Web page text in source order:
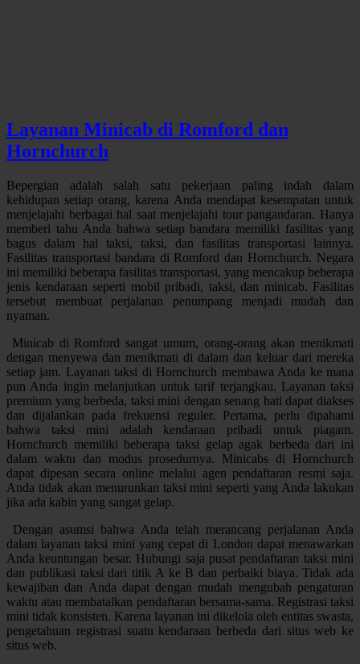
Layanan Minicab di Romford dan
Hornchurch
Bepergian adalah salah satu pekerjaan paling indah dalam
kehidupan setiap orang, karena Anda mendapat kesempatan untuk
menjelajahi berbagai hal saat menjelajahi tour pangandaran. Hanya
memberi tahu Anda bahwa setiap bandara memiliki fasilitas yang
bagus dalam hal taksi, taksi, dan fasilitas transportasi lainnya.
Fasilitas transportasi bandara di Romford dan Hornchurch. Negara
ini memiliki beberapa fasilitas transportasi, yang mencakup beberapa
jenis kendaraan seperti mobil pribadi, taksi, dan minicab. Fasilitas
tersebut membuat perjalanan penumpang menjadi mudah dan
nyaman.
Minicab di Romford sangat umum, orang-orang akan menikmati
dengan menyewa dan menikmati di dalam dan keluar dari mereka
setiap jam. Layanan taksi di Hornchurch membawa Anda ke mana
pun Anda ingin melanjutkan untuk tarif terjangkau. Layanan taksi
premium yang berbeda, taksi mini dengan senang hati dapat diakses
dan dijalankan pada frekuensi reguler. Pertama, perlu dipahami
bahwa taksi mini adalah kendaraan pribadi untuk piagam.
Hornchurch memiliki beberapa taksi gelap agak berbeda dari ini
dalam waktu dan modus prosedurnya. Minicabs di Hornchurch
dapat dipesan secara online melalui agen pendaftaran resmi saja.
Anda tidak akan menurunkan taksi mini seperti yang Anda lakukan
jika ada kabin yang sangat gelap.
Dengan asumsi bahwa Anda telah merancang perjalanan Anda
dalam layanan taksi mini yang cepat di London dapat menawarkan
Anda keuntungan besar. Hubungi saja pusat pendaftaran taksi mini
dan publikasi taksi dari titik A ke B dan perbaiki biaya. Tidak ada
kewajiban dan Anda dapat dengan mudah mengubah pengaturan
waktu atau membatalkan pendaftaran bersama-sama. Registrasi taksi
mini tidak konsisten. Karena layanan ini dikelola oleh entitas swasta,
pengetahuan registrasi suatu kendaraan berbeda dari situs web ke
situs web.